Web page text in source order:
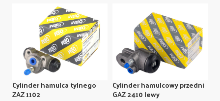
Cylinder hamulca tylnego
ZAZ 1102
Cylinder hamulcowy przedni
GAZ 2410 lewy